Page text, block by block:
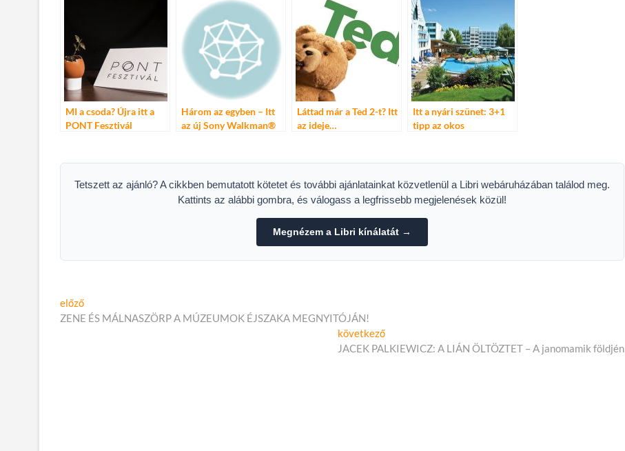
időskori bántalmazás
felett!
MI a csoda? Újra itt a
PONT Fesztivál
Három az egyben – Itt
az új Sony Walkman®
Láttad már a Ted 2-t? Itt
az ideje…
Itt a nyári szünet: 3+1
tipp az okos
nincs a top 10-ben
Európában
Tetszett az ajánló? A cikkben bemutatott kötetet és további ajánlatainkat közvetlenül a Libri webáruházában találod meg.
Kattints az alábbi gombra, és válogass a legfrissebb megjelenések közül!
Megnézem a Libri kínálatát →
Bejegyzés
navigáció
előzőElőző
cikk:
ZENE ÉS MÁLNASZÖRP A MÚZEUMOK ÉJSZAKA MEGNYITÓJÁN!
következőKövetkező
cikk:
JACEK PALKIEWICZ: A LIÁN ÖLTÖZTET – A janomamik földjén